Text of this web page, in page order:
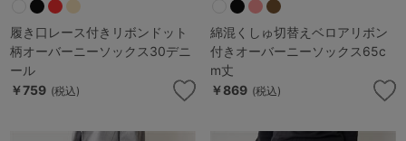
履き口レース付きリボンドット
柄オーバーニーソックス30デニ
ール
￥759 (税込)
綿混くしゅ切替えベロアリボン
付きオーバーニーソックス65c
m丈
￥869 (税込)